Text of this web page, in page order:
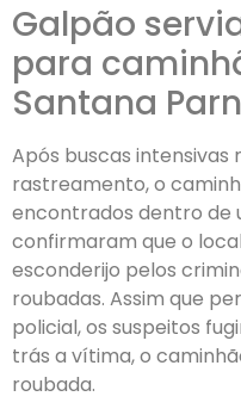
Galpão
para
Santana
Após buscas intensivas
rastreamento, o
encontrados dentro de
confirmaram que o
esconderijo pelos
roubadas. Assim que
policial, os suspeitos
trás a vítima, o
roubada.